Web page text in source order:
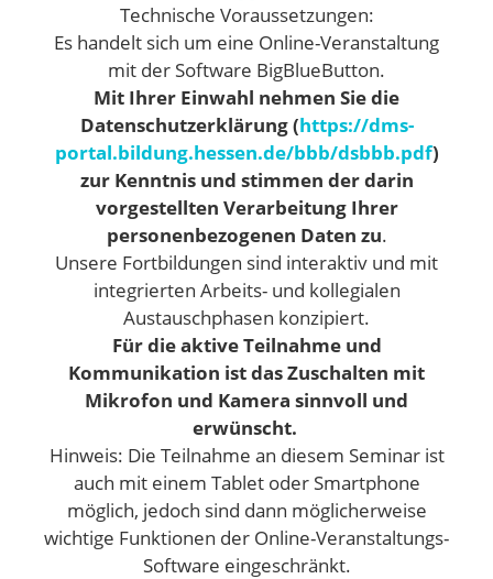
Technische Voraussetzungen:
Es handelt sich um eine Online-Veranstaltung
mit der Software BigBlueButton.
Mit Ihrer Einwahl nehmen Sie die
Datenschutzerklärung (https://dms-
portal.bildung.hessen.de/bbb/dsbbb.pdf)
zur Kenntnis und stimmen der darin
vorgestellten Verarbeitung Ihrer
personenbezogenen Daten zu.
Unsere Fortbildungen sind interaktiv und mit
integrierten Arbeits- und kollegialen
Austauschphasen konzipiert.
Für die aktive Teilnahme und
Kommunikation ist das Zuschalten mit
Mikrofon und Kamera sinnvoll und
erwünscht.
Hinweis: Die Teilnahme an diesem Seminar ist
auch mit einem Tablet oder Smartphone
möglich, jedoch sind dann möglicherweise
wichtige Funktionen der Online-Veranstaltungs-
Software eingeschränkt.